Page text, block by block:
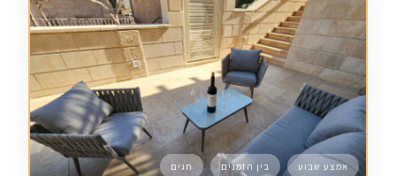
אמצע שבוע בין הזמנים חגים